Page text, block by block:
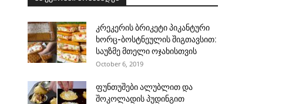
კრეკერის ბრიკეტი პიკანტური
ხორც-ბოსტნეულის შიგთავსით:
საუზმე მთელი ოჯახისთვის
October 6, 2019
ფუნთუშები ალუბლით და
შოკოლადის პუდინგით